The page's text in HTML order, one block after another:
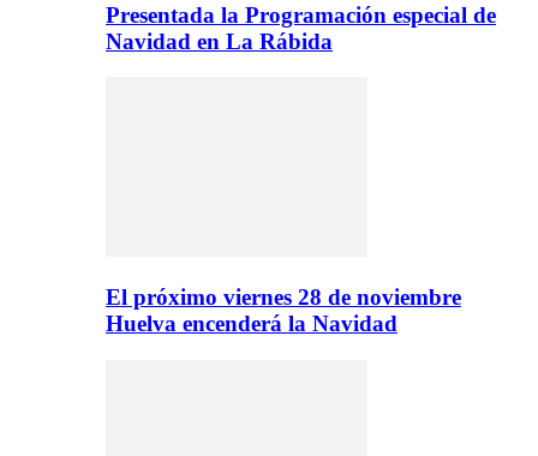
Presentada la Programación especial de
Navidad en La Rábida
El próximo viernes 28 de noviembre
Huelva encenderá la Navidad